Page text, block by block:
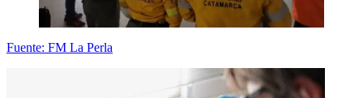
Fuente: FM La Perla